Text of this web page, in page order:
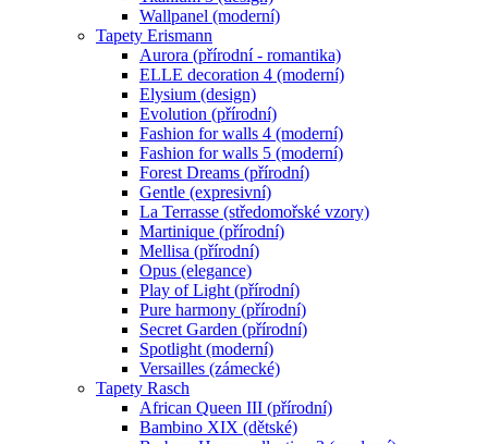
Wallpanel (moderní)
Tapety Erismann
Aurora (přírodní - romantika)
ELLE decoration 4 (moderní)
Elysium (design)
Evolution (přírodní)
Fashion for walls 4 (moderní)
Fashion for walls 5 (moderní)
Forest Dreams (přírodní)
Gentle (expresivní)
La Terrasse (středomořské vzory)
Martinique (přírodní)
Mellisa (přírodní)
Opus (elegance)
Play of Light (přírodní)
Pure harmony (přírodní)
Secret Garden (přírodní)
Spotlight (moderní)
Versailles (zámecké)
Tapety Rasch
African Queen III (přírodní)
Bambino XIX (dětské)